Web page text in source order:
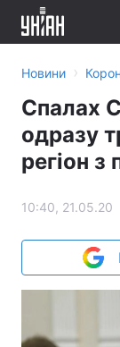
Новини ›
Спалах
одразу
регіон з
10:40, 21.05.20